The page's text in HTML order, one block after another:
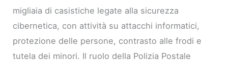
migliaia di casistiche legate alla sicurezza
cibernetica, con attività su attacchi informatici,
protezione delle persone, contrasto alle frodi e
tutela dei minori. Il ruolo della Polizia Postale